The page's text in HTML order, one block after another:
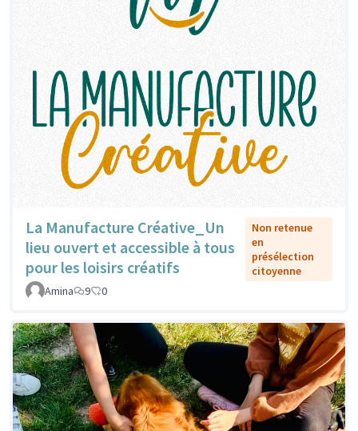
La Manufacture Créative_Un
lieu ouvert et accessible à tous
pour les loisirs créatifs
Non retenue
en
présélection
citoyenne
Amina
9 0